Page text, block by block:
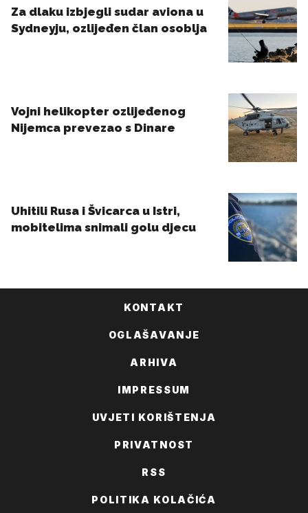
KONTAKT
OGLAŠAVANJE
ARHIVA
IMPRESSUM
UVJETI KORIŠTENJA
PRIVATNOST
RSS
POLITIKA KOLAČIĆA